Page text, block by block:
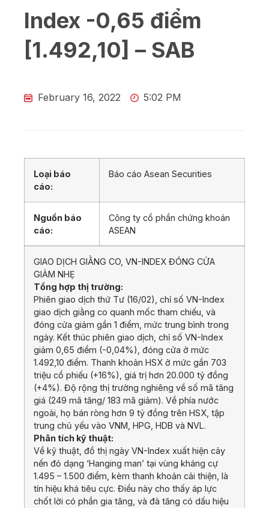
Index -0,65 điểm
[1.492,10] – SAB
February 16, 2022 5:02 PM
Loại báo
cáo:
Báo cáo Asean Securities
Nguồn báo
cáo:
Công ty cổ phần chứng khoán
ASEAN
GIAO DỊCH GIẰNG CO, VN-INDEX ĐÓNG CỬA
GIẢM NHẸ
Tổng hợp thị trường:
Phiên giao dịch thứ Tư (16/02), chỉ số VN-Index
giao dịch giằng co quanh mốc tham chiếu, và
đóng cửa giảm gần 1 điểm, mức trung bình trong
ngày. Kết thúc phiên giao dịch, chỉ số VN-Index
giảm 0,65 điểm (-0,04%), đóng cửa ở mức
1.492,10 điểm. Thanh khoản HSX ở mức gần 703
triệu cổ phiếu (+16%), giá trị hơn 20.000 tỷ đồng
(+4%). Độ rộng thị trường nghiêng về số mã tăng
giá (249 mã tăng/ 183 mã giảm). Về phía nước
ngoài, họ bán ròng hơn 9 tỷ đồng trên HSX, tập
trung chủ yếu vào VNM, HPG, HDB và NVL.
Phân tích kỹ thuật:
Về kỹ thuật, đồ thị ngày VN-Index xuất hiện cây
nến đỏ dạng ‘Hanging man’ tại vùng kháng cự
1.495 – 1.500 điểm, kèm thanh khoản cải thiện, là
tín hiệu khá tiêu cực. Điều này cho thấy áp lực
chốt lời có phần gia tăng, và đà tăng có dấu hiệu